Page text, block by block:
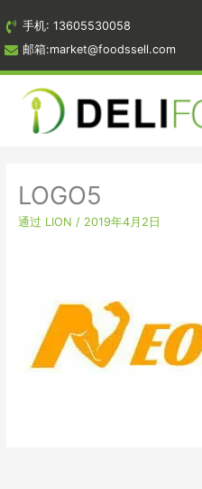
到
内
容
手机: 13605530058
邮箱:market@foodssell.com
LOGO5
通过 LION / 2019年4月2日